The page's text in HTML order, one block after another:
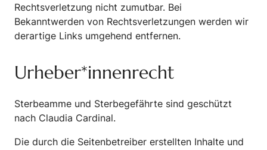
Rechtsverletzung nicht zumutbar. Bei
Bekanntwerden von Rechtsverletzungen werden wir
derartige Links umgehend entfernen.
Urheber*innenrecht
Sterbeamme und Sterbegefährte sind geschützt
nach Claudia Cardinal.
Die durch die Seitenbetreiber erstellten Inhalte und